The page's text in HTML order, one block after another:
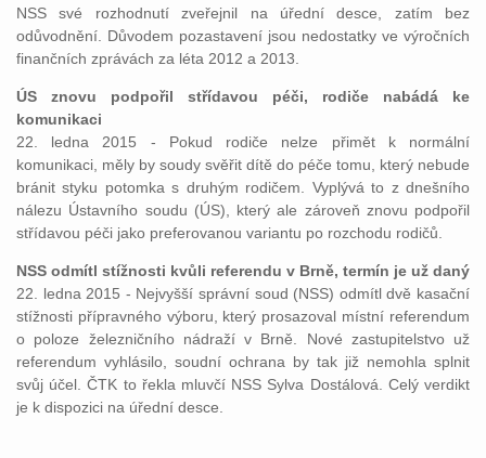
NSS své rozhodnutí zveřejnil na úřední desce, zatím bez
odůvodnění. Důvodem pozastavení jsou nedostatky ve výročních
finančních zprávách za léta 2012 a 2013.
ÚS znovu podpořil střídavou péči, rodiče nabádá ke
komunikaci
22. ledna 2015 - Pokud rodiče nelze přimět k normální
komunikaci, měly by soudy svěřit dítě do péče tomu, který nebude
bránit styku potomka s druhým rodičem. Vyplývá to z dnešního
nálezu Ústavního soudu (ÚS), který ale zároveň znovu podpořil
střídavou péči jako preferovanou variantu po rozchodu rodičů.
NSS odmítl stížnosti kvůli referendu v Brně, termín je už daný
22. ledna 2015 - Nejvyšší správní soud (NSS) odmítl dvě kasační
stížnosti přípravného výboru, který prosazoval místní referendum
o poloze železničního nádraží v Brně. Nové zastupitelstvo už
referendum vyhlásilo, soudní ochrana by tak již nemohla splnit
svůj účel. ČTK to řekla mluvčí NSS Sylva Dostálová. Celý verdikt
je k dispozici na úřední desce.